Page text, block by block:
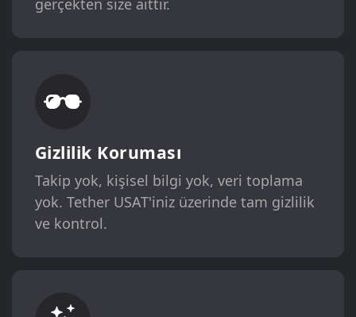
gerçekten size aittir.
Gizlilik Koruması
Takip yok, kişisel bilgi yok, veri toplama
yok. Tether USAT'iniz üzerinde tam gizlilik
ve kontrol.